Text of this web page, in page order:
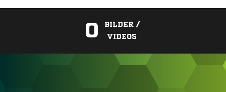
0
BILDER /
VIDEOS